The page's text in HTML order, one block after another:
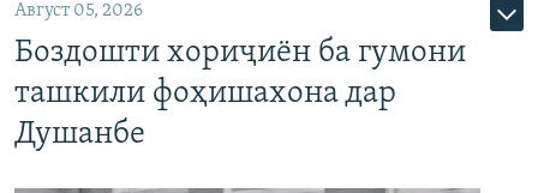
Август 05, 2026
Боздошти хориҷиён ба гумони
ташкили фоҳишахона дар
Душанбе